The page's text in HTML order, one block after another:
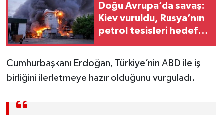
Doğu Avrupa’da savaş:
Kiev vuruldu, Rusya’nın
petrol tesisleri hedef
Cumhurbaşkanı Erdoğan, Türkiye’nin ABD ile iş
birliğini ilerletmeye hazır olduğunu vurguladı.